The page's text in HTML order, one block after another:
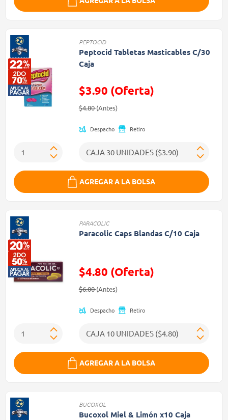
PEPTOCID
Peptocid Tabletas Masticables C/30
Caja
$3.90 (Oferta)
Precio reducido de
$4.80(Antes)(Oferta)
Despacho Retiro
AGREGAR A LA BOLSA
PARACOLIC
Paracolic Caps Blandas C/10 Caja
$4.80 (Oferta)
Precio reducido de
$6.00(Antes)(Oferta)
Despacho Retiro
AGREGAR A LA BOLSA
BUCOXOL
Bucoxol Miel & Limón x10 Caja